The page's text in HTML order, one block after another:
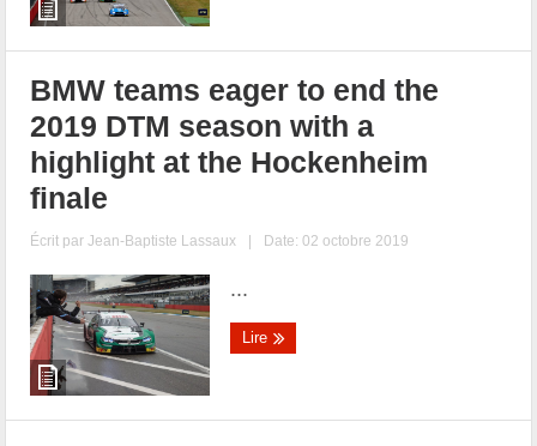
BMW teams eager to end the
2019 DTM season with a
highlight at the Hockenheim
finale
Écrit parJean-Baptiste Lassaux | Date: 02 octobre 2019
...
Lire